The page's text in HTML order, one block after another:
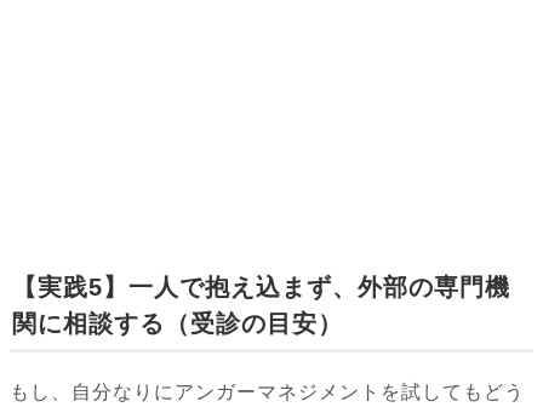
【実践5】一人で抱え込まず、外部の専門機
関に相談する（受診の目安）
もし、自分なりにアンガーマネジメントを試してもどう